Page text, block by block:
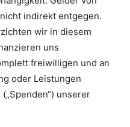
indirekt entgegen.
wir in diesem
uns
freiwilligen und an
oder Leistungen
unserer